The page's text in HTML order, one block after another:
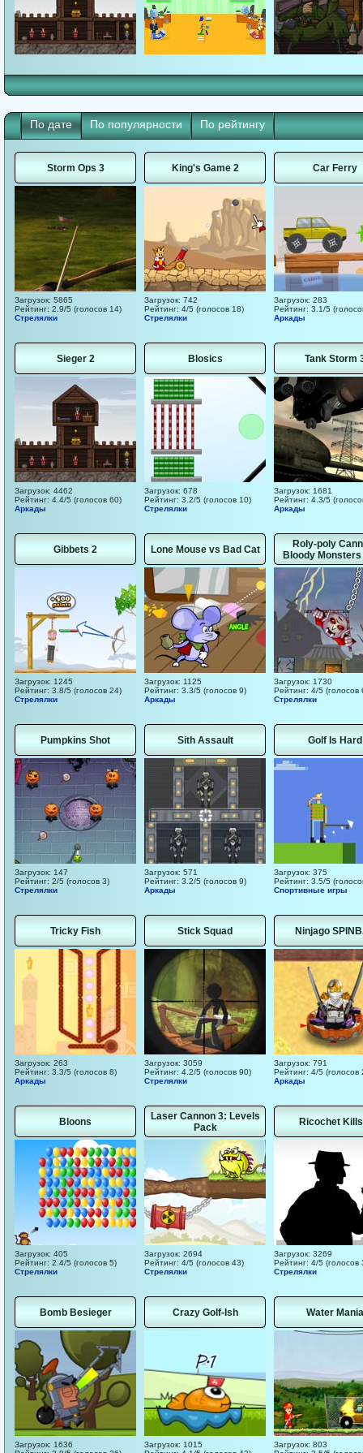
По дате По популярности По рейтингу
Storm Ops 3
Загрузок: 5865
Рейтинг: 2.9/5 (голосов 14)
Стрелялки
King's Game 2
Загрузок: 742
Рейтинг: 4/5 (голосов 18)
Стрелялки
Car Ferry
Загрузок: 283
Рейтинг: 3.1/5
Аркады
Sieger 2
Загрузок: 4462
Рейтинг: 4.4/5 (голосов 60)
Аркады
Blosics
Загрузок: 678
Рейтинг: 3.2/5 (голосов 10)
Стрелялки
Tank Storm
Загрузок: 1681
Рейтинг: 4.3/5
Аркады
Gibbets 2
Загрузок: 1245
Рейтинг: 3.8/5 (голосов 24)
Стрелялки
Lone Mouse vs Bad Cat
Загрузок: 1125
Рейтинг: 3.3/5 (голосов 9)
Аркады
Roly-poly
Bloody
Загрузок: 1730
Рейтинг: 4/5 (голосов
Стрелялки
Pumpkins Shot
Загрузок: 147
Рейтинг: 2/5 (голосов 3)
Стрелялки
Sith Assault
Загрузок: 571
Рейтинг: 3.2/5 (голосов 9)
Аркады
Golf Is Hard
Загрузок: 375
Рейтинг: 3.5/5
Спортивные игры
Tricky Fish
Загрузок: 263
Рейтинг: 3.3/5 (голосов 8)
Аркады
Stick Squad
Загрузок: 3059
Рейтинг: 4.2/5 (голосов 90)
Стрелялки
Ninjago
Загрузок: 791
Рейтинг: 4/5 (голосов
Аркады
Bloons
Загрузок: 405
Рейтинг: 2.4/5 (голосов 5)
Стрелялки
Laser Cannon 3: Levels
Pack
Загрузок: 2694
Рейтинг: 4/5 (голосов 43)
Стрелялки
Ricochet
Загрузок: 3269
Рейтинг: 4/5 (голосов
Стрелялки
Bomb Besieger
Загрузок: 1636
Crazy Golf-Ish
Загрузок: 1015
Water Mania
Загрузок: 803